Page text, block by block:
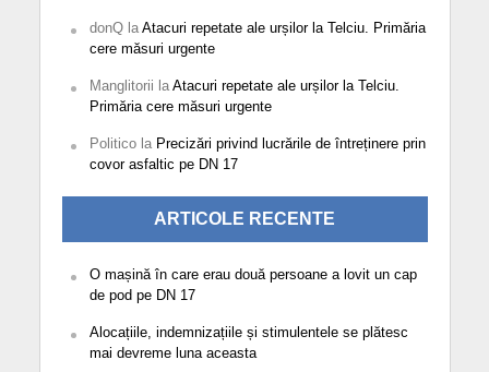
donQla Atacuri repetate ale urșilor la Telciu. Primăria
cere măsuri urgente
Manglitorii la Atacuri repetate ale urșilor la Telciu.
Primăria cere măsuri urgente
Politicola Precizări privind lucrările de întreținere prin
covor asfaltic pe DN 17
ARTICOLE RECENTE
O mașină în care erau două persoane a lovit un cap
de pod pe DN 17
Alocațiile, indemnizațiile și stimulentele se plătesc
mai devreme luna aceasta